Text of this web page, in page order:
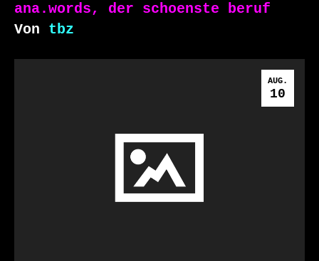
ana.words, der schoenste beruf
Von tbz
AUG.
10